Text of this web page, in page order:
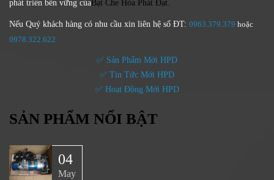
phát triển bền vững củaBạt Che Hòa Phát Đạt.
Nếu Quý khách hàng có nhu cầu xin liên hệ số ĐT: 0963.379.379 hoặc
0978.322.622
✅ Sản Phẩm Mới HPD
✅ Tin Tức Mới HPD
✅ Hoạt Động Mới HPD
SẢN PHẨM NỔI BẬT
04
May